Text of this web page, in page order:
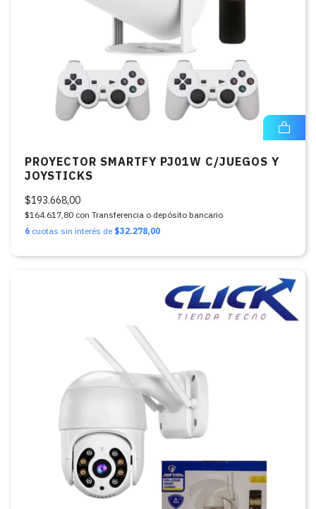
PROYECTOR SMARTFY PJ01W C/JUEGOS Y
JOYSTICKS
$193.668,00
$164.617,80 con Transferencia o depósito bancario
6 cuotas sin interés de $32.278,00